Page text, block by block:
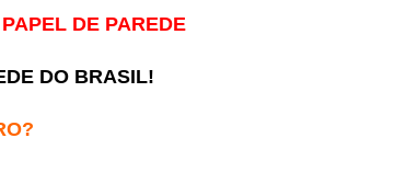
DE PAREDE
DO BRASIL!